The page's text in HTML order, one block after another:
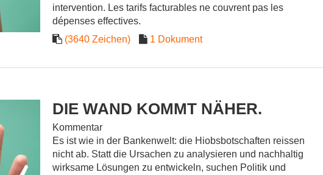
intervention. Les tarifs facturables ne couvrent pas les
dépenses effectives.
(3640 Zeichen)
1 Dokument
DIE WAND KOMMT NÄHER.
Kommentar
Es ist wie in der Bankenwelt: die Hiobsbotschaften reissen
nicht ab. Statt die Ursachen zu analysieren und nachhaltig
wirksame Lösungen zu entwickeln, suchen Politik und